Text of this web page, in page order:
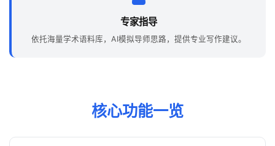
专家指导
依托海量学术语料库，AI模拟导师思路，提供专业写作建议。
核心功能一览